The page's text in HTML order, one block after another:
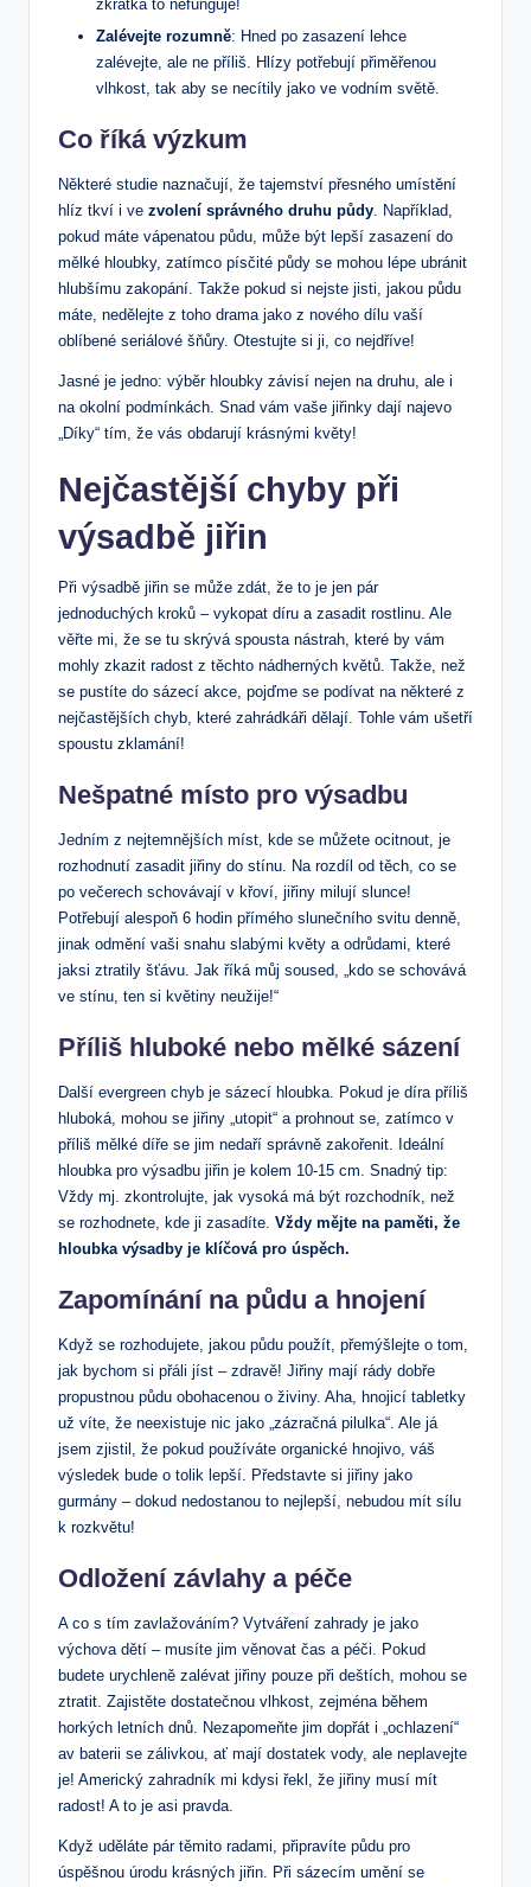
zkrátka to nefunguje!
Zalévejte rozumně: Hned po zasazení lehce
zalévejte, ale ne příliš. Hlízy potřebují přiměřenou
vlhkost, tak aby se necítily jako ve vodním světě.
Co říká výzkum
Některé studie naznačují, že tajemství přesného umístění
hlíz tkví i ve zvolení správného druhu půdy . Například,
pokud máte vápenatou půdu, může být lepší zasazení do
mělké hloubky, zatímco písčité půdy se mohou lépe ubránit
hlubšímu zakopání. Takže pokud si nejste jisti, jakou půdu
máte, nedělejte z toho drama jako z nového dílu vaší
oblíbené seriálové šňůry. Otestujte si ji, co nejdříve!
Jasné je jedno: výběr hloubky závisí nejen na druhu, ale i
na okolní podmínkách. Snad vám vaše jiřinky dají najevo
„Díky“ tím, že vás obdarují krásnými květy!
Nejčastější chyby při
výsadbě jiřin
Při výsadbě jiřin se může zdát, že to je jen pár
jednoduchých kroků – vykopat díru a zasadit rostlinu. Ale
věřte mi, že se tu skrývá spousta nástrah, které by vám
mohly zkazit radost z těchto nádherných květů. Takže, než
se pustíte do sázecí akce, pojďme se podívat na některé z
nejčastějších chyb, které zahrádkáři dělají. Tohle vám ušetří
spoustu zklamání!
Nešpatné místo pro výsadbu
Jedním z nejtemnějších míst, kde se můžete ocitnout, je
rozhodnutí zasadit jiřiny do stínu. Na rozdíl od těch, co se
po večerech schovávají v křoví, jiřiny milují slunce!
Potřebují alespoň 6 hodin přímého slunečního svitu denně,
jinak odmění vaši snahu slabými květy a odrůdami, které
jaksi ztratily šťávu. Jak říká můj soused, „kdo se schovává
ve stínu, ten si květiny neužije!“
Příliš hluboké nebo mělké sázení
Další evergreen chyb je sázecí hloubka. Pokud je díra příliš
hluboká, mohou se jiřiny „utopit“ a prohnout se, zatímco v
příliš mělké díře se jim nedaří správně zakořenit. Ideální
hloubka pro výsadbu jiřin je kolem 10-15 cm. Snadný tip:
Vždy mj. zkontrolujte, jak vysoká má být rozchodník, než
se rozhodnete, kde ji zasadíte. Vždy mějte na paměti, že
hloubka výsadby je klíčová pro úspěch.
Zapomínání na půdu a hnojení
Když se rozhodujete, jakou půdu použít, přemýšlejte o tom,
jak bychom si přáli jíst – zdravě! Jiřiny mají rády dobře
propustnou půdu obohacenou o živiny. Aha, hnojicí tabletky
už víte, že neexistuje nic jako „zázračná pilulka“. Ale já
jsem zjistil, že pokud používáte organické hnojivo, váš
výsledek bude o tolik lepší. Představte si jiřiny jako
gurmány – dokud nedostanou to nejlepší, nebudou mít sílu
k rozkvětu!
Odložení závlahy a péče
A co s tím zavlažováním? Vytváření zahrady je jako
výchova dětí – musíte jim věnovat čas a péči. Pokud
budete urychleně zalévat jiřiny pouze při deštích, mohou se
ztratit. Zajistěte dostatečnou vlhkost, zejména během
horkých letních dnů. Nezapomeňte jim dopřát i „ochlazení“
av baterii se zálivkou, ať mají dostatek vody, ale neplavejte
je! Americký zahradník mi kdysi řekl, že jiřiny musí mít
radost! A to je asi pravda.
Když uděláte pár těmito radami, připravíte půdu pro
úspěšnou úrodu krásných jiřin. Při sázecím umění se